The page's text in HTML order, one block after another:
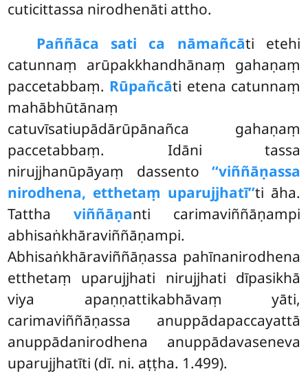
cuticittassa nirodhenāti attho.
Paññāca sati ca nāmañcāti etehi
catunnaṃ arūpakkhandhānaṃ gahaṇaṃ
paccetabbaṃ. Rūpañcāti etena catunnaṃ
mahābhūtānaṃ
catuvīsatiupādārūpānañca gahaṇaṃ
paccetabbaṃ. Idāni tassa
nirujjhanūpāyaṃ dassento ‘‘viññāṇassa
nirodhena, etthetaṃ uparujjhatī’’ti āha.
Tattha viññāṇanti carimaviññāṇampi
abhisaṅkhāraviññāṇampi.
Abhisaṅkhāraviññāṇassa pahīnanirodhena
etthetaṃ uparujjhati nirujjhati dīpasikhā
viya apaṇṇattikabhāvaṃ yāti,
carimaviññāṇassa anuppādapaccayattā
anuppādanirodhena anuppādavaseneva
uparujjhatīti (dī. ni. aṭṭha. 1.499).